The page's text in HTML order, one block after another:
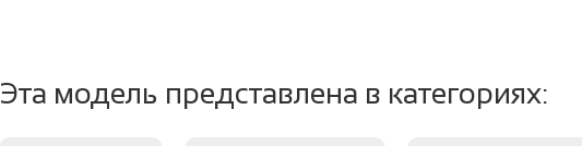
Эта модель представлена в категориях: